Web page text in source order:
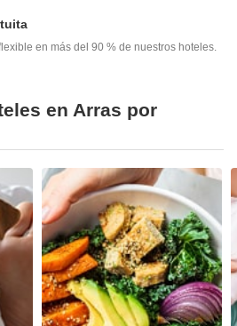
en más del 90 % de nuestros hoteles.
en Arras por